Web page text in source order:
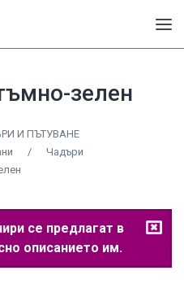
зелен
И ПЪТУВАНЕ
/
Чадъри
се предлагат в
описанието им.